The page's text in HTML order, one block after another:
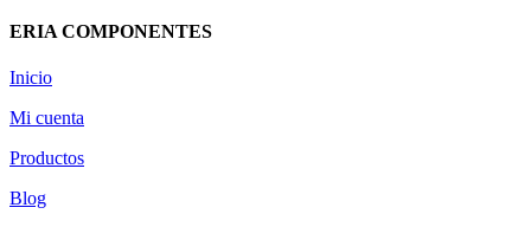
ERIA COMPONENTES
Inicio
Mi cuenta
Productos
Blog